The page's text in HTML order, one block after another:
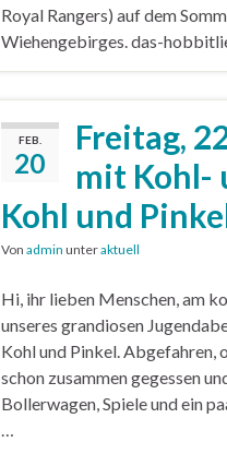
Royal Rangers) auf dem
Wiehengebirges. das-
FEB.
20
Freitag,
mit Kohl-
Kohl und
Von admin unteraktuell
Hi, ihr lieben Menschen, am
unseres grandiosen
Kohl und Pinkel. Abgefahren,
schon zusammen gegessen
Bollerwagen, Spiele und ein
…